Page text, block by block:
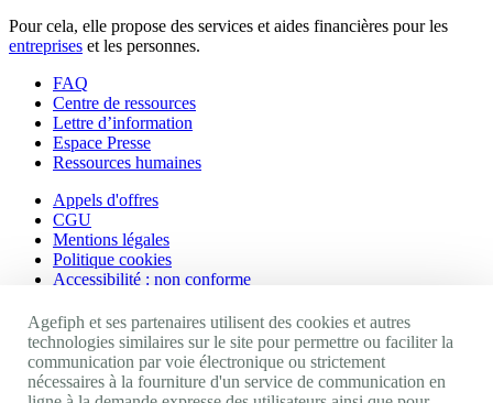
Pour cela, elle propose des services et aides financières pour les
entreprises et les personnes.
FAQ
Centre de ressources
Lettre d’information
Espace Presse
Ressources humaines
Appels d'offres
CGU
Mentions légales
Politique cookies
Accessibilité : non conforme
Nos autres sites
Site portail Agefiph
Activateur de progrès
Agefiph et ses partenaires utilisent des cookies et autres
technologies similaires sur le site pour permettre ou faciliter la
communication par voie électronique ou strictement
nécessaires à la fourniture d'un service de communication en